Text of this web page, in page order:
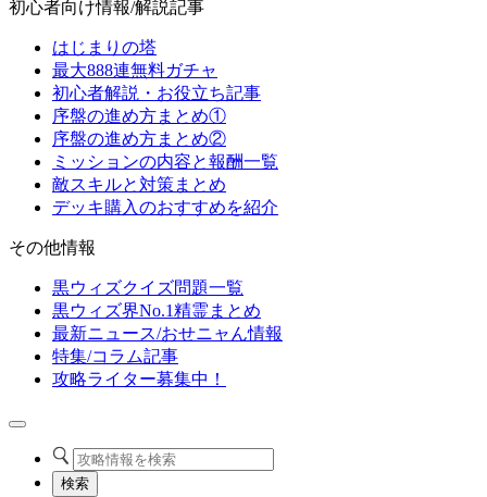
初心者向け情報/解説記事
はじまりの塔
最大888連無料ガチャ
初心者解説・お役立ち記事
序盤の進め方まとめ①
序盤の進め方まとめ②
ミッションの内容と報酬一覧
敵スキルと対策まとめ
デッキ購入のおすすめを紹介
その他情報
黒ウィズクイズ問題一覧
黒ウィズ界No.1精霊まとめ
最新ニュース/おせニャん情報
特集/コラム記事
攻略ライター募集中！
検索